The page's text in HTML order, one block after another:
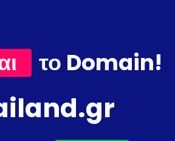
το Domain!